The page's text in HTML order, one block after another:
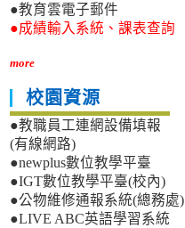
●教育雲電子郵件
●成績輸入系統、課表查詢
more
校園資源
●教職員工連網設備填報
(有線網路)
●newplus數位教學平臺
●IGT數位教學平臺(校內)
●公物維修通報系統(總務處)
●LIVE ABC英語學習系統